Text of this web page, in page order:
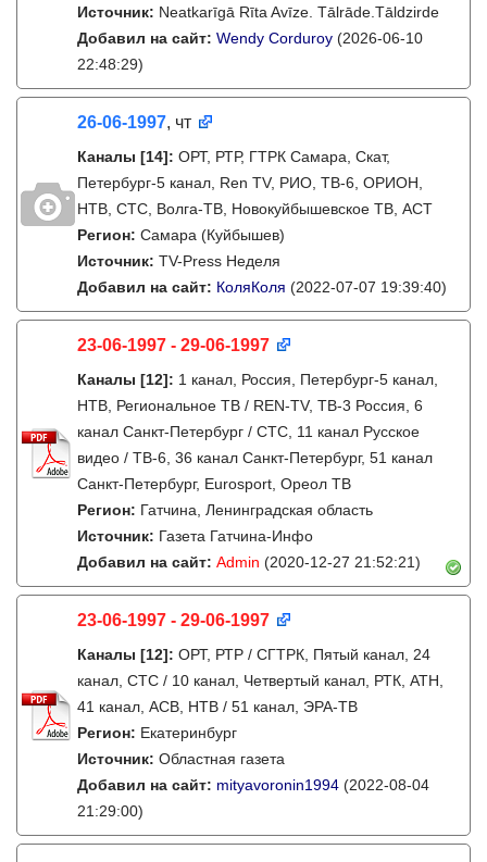
Источник: Neatkarīgā Rīta Avīze. Tālrāde.Tāldzirde
Добавил на сайт: Wendy Corduroy (2026-06-10
22:48:29)
26-06-1997, чт
Каналы [14]: ОРТ, РТР, ГТРК Самара, Скат,
Петербург-5 канал, Ren TV, РИО, ТВ-6, ОРИОН,
НТВ, СТС, Волга-ТВ, Новокуйбышевское ТВ, АСТ
Регион: Самара (Куйбышев)
Источник: TV-Press Неделя
Добавил на сайт: КоляКоля (2022-07-07 19:39:40)
23-06-1997 - 29-06-1997
Каналы [12]: 1 канал, Россия, Петербург-5 канал,
НТВ, Региональное ТВ / REN-TV, ТВ-3 Россия, 6
канал Санкт-Петербург / СТС, 11 канал Русское
видео / ТВ-6, 36 канал Санкт-Петербург, 51 канал
Санкт-Петербург, Eurosport, Ореол ТВ
Регион: Гатчина, Ленинградская область
Источник: Газета Гатчина-Инфо
Добавил на сайт: Admin (2020-12-27 21:52:21)
23-06-1997 - 29-06-1997
Каналы [12]: ОРТ, РТР / СГТРК, Пятый канал, 24
канал, СТС / 10 канал, Четвертый канал, РТК, АТН,
41 канал, АСВ, НТВ / 51 канал, ЭРА-ТВ
Регион: Екатеринбург
Источник: Областная газета
Добавил на сайт: mityavoronin1994 (2022-08-04
21:29:00)